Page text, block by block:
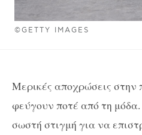
©GETTY IMAGES
Μερικές αποχρώσεις στην
φεύγουν ποτέ από τη
σωστή στιγμή για να